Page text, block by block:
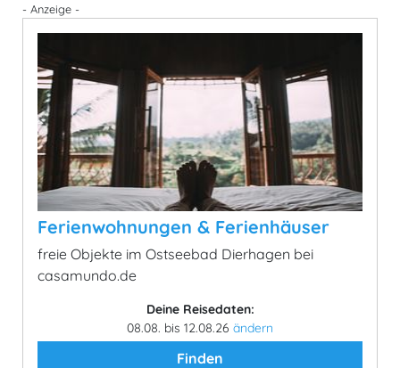
- Anzeige -
Ferienwohnungen & Ferienhäuser
freie Objekte im Ostseebad Dierhagen bei
casamundo.de
Deine Reisedaten:
08.08. bis 12.08.26 ändern
Finden